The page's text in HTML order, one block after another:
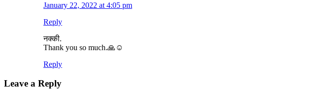
January 22, 2022 at 4:05 pm
Reply
नक्की.
Thank you so much.🙏☺️
Reply
Leave a Reply